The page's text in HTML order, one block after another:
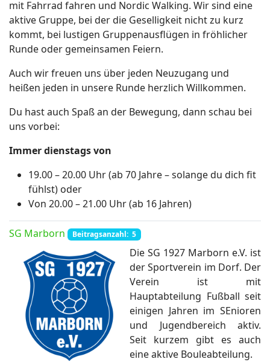
mit Fahrrad fahren und Nordic Walking. Wir sind eine
aktive Gruppe, bei der die Geselligkeit nicht zu kurz
kommt, bei lustigen Gruppenausflügen in fröhlicher
Runde oder gemeinsamen Feiern.
Auch wir freuen uns über jeden Neuzugang und
heißen jeden in unsere Runde herzlich Willkommen.
Du hast auch Spaß an der Bewegung, dann schau bei
uns vorbei:
Immer dienstags von
19.00 – 20.00 Uhr (ab 70 Jahre – solange du dich fit
fühlst) oder
Von 20.00 – 21.00 Uhr (ab 16 Jahren)
SG Marborn Beitragsanzahl: 5
Die SG 1927 Marborn e.V. ist
der Sportverein im Dorf. Der
Verein ist mit
Hauptabteilung Fußball seit
einigen Jahren im SEnioren
und Jugendbereich aktiv.
Seit kurzem gibt es auch
eine aktive Bouleabteilung.